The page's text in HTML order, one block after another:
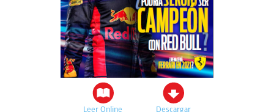
Leer Online Descargar